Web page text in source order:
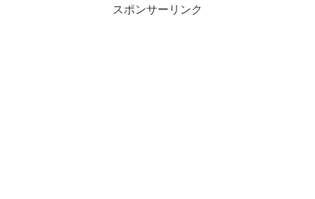
スポンサーリンク